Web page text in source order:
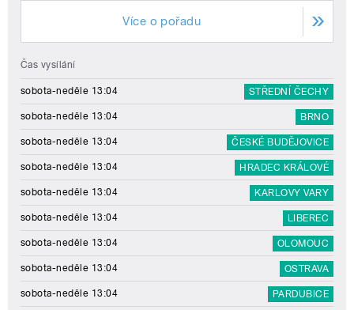
Více o pořadu
Čas vysílání
sobota-neděle 13:04 STŘEDNÍ ČECHY
sobota-neděle 13:04 BRNO
sobota-neděle 13:04 ČESKÉ BUDĚJOVICE
sobota-neděle 13:04 HRADEC KRÁLOVÉ
sobota-neděle 13:04 KARLOVY VARY
sobota-neděle 13:04 LIBEREC
sobota-neděle 13:04 OLOMOUC
sobota-neděle 13:04 OSTRAVA
sobota-neděle 13:04 PARDUBICE